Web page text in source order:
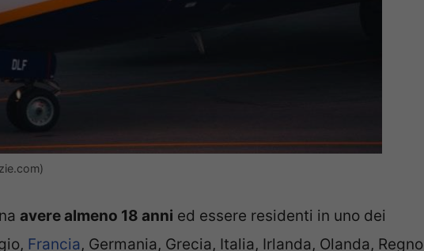
avere almeno 18 anni ed essere residenti in uno dei
Francia, Germania, Grecia, Italia, Irlanda, Olanda, Regno